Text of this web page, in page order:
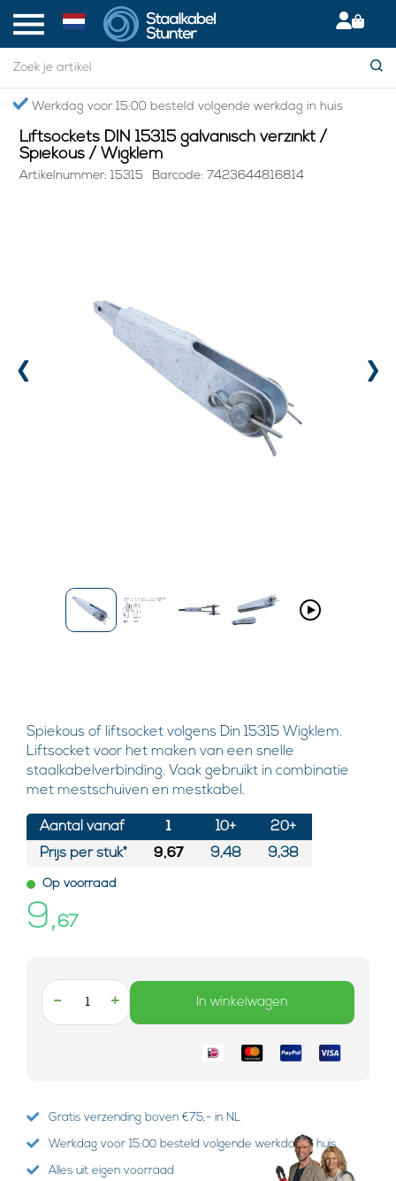
Werkdag voor 15:00 besteld volgende werkdag in huis
Home > Liftsockets DIN 15315 galvanisch verzinkt / Spiekous / Wigklem
Liftsockets DIN 15315 galvanisch verzinkt /
Spiekous / Wigklem
Artikelnummer: 15315 Barcode: 7423644816814
‹ ›
Spiekous of liftsocket volgens Din 15315 Wigklem.
Liftsocket voor het maken van een snelle
staalkabelverbinding. Vaak gebruikt in combinatie
met mestschuiven en mestkabel.
Aantal vanaf
Prijs per stuk*
1
9,67
10+
9,48
20+
9,38
Op voorraad
9, 67
- + In winkelwagen
Gratis verzending boven €75,- in NL
Werkdag voor 15:00 besteld volgende werkdag in huis
Alles uit eigen voorraad